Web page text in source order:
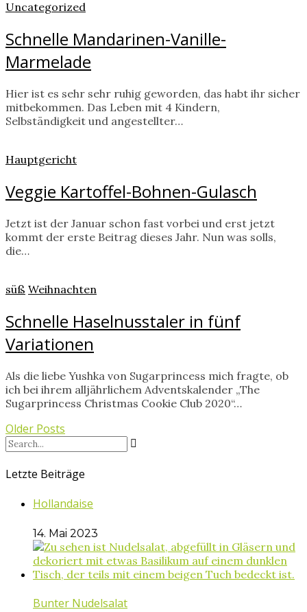
Uncategorized
Schnelle Mandarinen-Vanille-
Marmelade
Hier ist es sehr sehr ruhig geworden, das habt ihr sicher
mitbekommen. Das Leben mit 4 Kindern,
Selbständigkeit und angestellter…
Hauptgericht
Veggie Kartoffel-Bohnen-Gulasch
Jetzt ist der Januar schon fast vorbei und erst jetzt
kommt der erste Beitrag dieses Jahr. Nun was solls,
die…
süß Weihnachten
Schnelle Haselnusstaler in fünf
Variationen
Als die liebe Yushka von Sugarprincess mich fragte, ob
ich bei ihrem alljährlichem Adventskalender „The
Sugarprincess Christmas Cookie Club 2020“…
Older Posts
Letzte Beiträge
Hollandaise
14. Mai 2023
Bunter Nudelsalat